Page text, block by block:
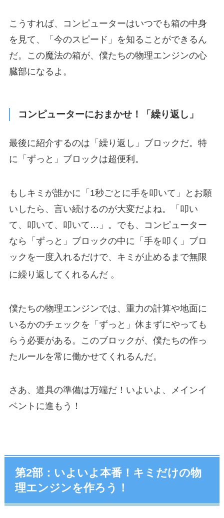
こうすれば、コンピューターはいつでも箱の中身
を見て、「今のスピード」を知ることができるん
だ。この魔法の箱が、僕たちの物理エンジンの心
臓部になるよ。
コンピューターにおまかせ！「繰り返し」
最後に紹介するのは「繰り返し」ブロックだ。特
に「ずっと」ブロックは超便利。
もしキミが誰かに「1秒ごとに手を叩いて」とお願
いしたら、言い続けるのが大変だよね。「叩い
て、叩いて、叩いて…」。でも、コンピューター
なら「ずっと」ブロックの中に「手を叩く」ブロ
ックを一度入れるだけで、キミが止めるまで無限
に繰り返してくれるんだ 。
僕たちの物理エンジンでは、重力の計算や地面に
いるかのチェックを「ずっと」休まずにやっても
らう必要がある。このブロックが、僕たちの作っ
たルールを常に働かせてくれるんだ。
さあ、道具の準備は万端だ！いよいよ、メインイ
ベントに進もう！
第2部：いよいよ本番！キミだけの物
理エンジンを作ろう！